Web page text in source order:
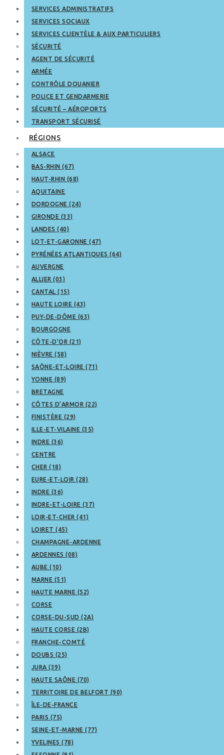
SERVICES ADMINISTRATIFS
SERVICES SOCIAUX
SERVICES CLIENTÈLE & AUX PARTICULIERS
SÉCURITÉ
AGENT DE SÉCURITÉ
ARMÉE
CONTRÔLE DOUANIER
POLICE ET GENDARMERIE
SÉCURITÉ – AÉROPORTS
TRANSPORT SÉCURISÉ
RÉGIONS
ALSACE
BAS-RHIN (67)
HAUT-RHIN (68)
AQUITAINE
DORDOGNE (24)
GIRONDE (33)
LANDES (40)
LOT-ET-GARONNE (47)
PYRÉNÉES ATLANTIQUES (64)
AUVERGNE
ALLIER (03)
CANTAL (15)
HAUTE LOIRE (43)
PUY-DE-DÔME (63)
BOURGOGNE
CÔTE-D’OR (21)
NIÈVRE (58)
SAÔNE-ET-LOIRE (71)
YONNE (89)
BRETAGNE
CÔTES D’ARMOR (22)
FINISTÈRE (29)
ILLE-ET-VILAINE (35)
INDRE (36)
CENTRE
CHER (18)
EURE-ET-LOIR (28)
INDRE (36)
INDRE-ET-LOIRE (37)
LOIR-ET-CHER (41)
LOIRET (45)
CHAMPAGNE-ARDENNE
ARDENNES (08)
AUBE (10)
MARNE (51)
HAUTE MARNE (52)
CORSE
CORSE-DU-SUD (2A)
HAUTE CORSE (2B)
FRANCHE-COMTÉ
DOUBS (25)
JURA (39)
HAUTE SAÔNE (70)
TERRITOIRE DE BELFORT (90)
ÎLE-DE-FRANCE
PARIS (75)
SEINE-ET-MARNE (77)
YVELINES (78)